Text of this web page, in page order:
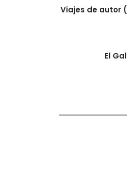
Viajes de autor
El